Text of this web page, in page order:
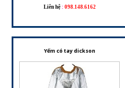
Liên hệ : 098.148.6162
Yếm có tay dickson